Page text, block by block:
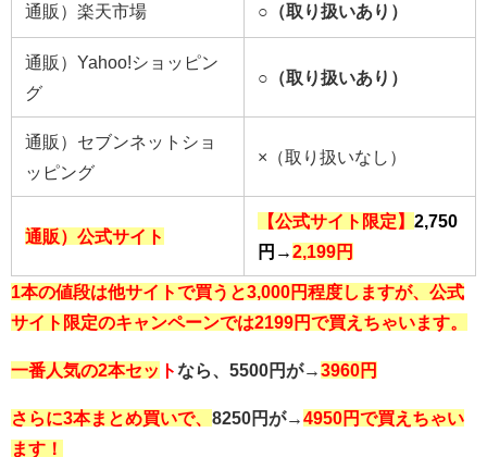
通販）楽天市場 ○（取り扱いあり）
通販）Yahoo!ショッピン
グ
○（取り扱いあり）
通販）セブンネットショ
ッピング
×（取り扱いなし）
通販）公式サイト
【公式サイト限定】 2,750
円→2,199円
1本の値段は他サイトで買うと3,000円程度しますが、公式
サイト限定のキャンペーンでは2199円で買えちゃいます。
一番人気の2本セッ トなら、5500円が→3960円
さらに3本まとめ買いで、 8250円が→4950円で買えちゃい
ます！